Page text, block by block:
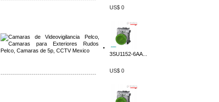
-------------------------------------------------
US$ 0
3SU1152-6AA...
US$ 0